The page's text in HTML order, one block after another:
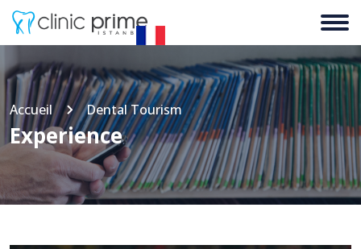
Accueil Dental Tourism
Experience